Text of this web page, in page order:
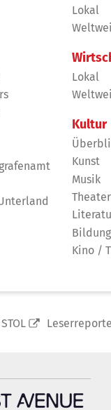
Lokal
Lokal
Kultur
Kunst
Musik
Theater
Bildung
Kino /